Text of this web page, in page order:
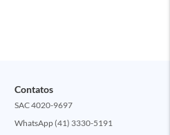
Contatos
SAC 4020-9697
WhatsApp (41) 3330-5191